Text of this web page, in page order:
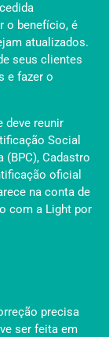
o benefício, é
atualizados.
seus clientes
e fazer o
deve reunir
Social
(BPC), Cadastro
oficial
na conta de
com a Light por
precisa
ser feita em